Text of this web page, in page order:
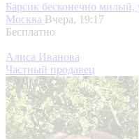
Барсик бесконечно
Москва Вчера, 19:17
Бесплатно
Алиса Иванова
Частный продавец